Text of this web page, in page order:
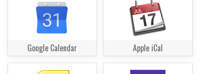
Google Calendar Apple iCal